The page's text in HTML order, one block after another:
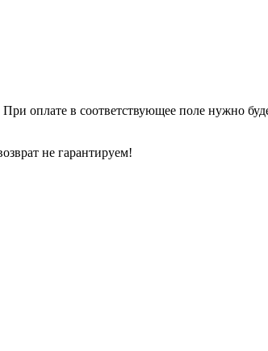
оплате в соответствующее поле нужно
не гарантируем!